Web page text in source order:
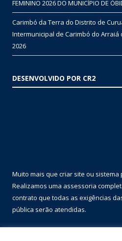
FEMININO 2026 DO MUNICÍPIO DE
Carimbó da Terra do Distrito de
Intermunicipal de Carimbó do Arraiá
2026
DESENVOLVIDO POR CR2
Muito mais que criar site ou sistema
Realizamos uma assessoria
contrato que todas as exigências
pública serão atendidas.